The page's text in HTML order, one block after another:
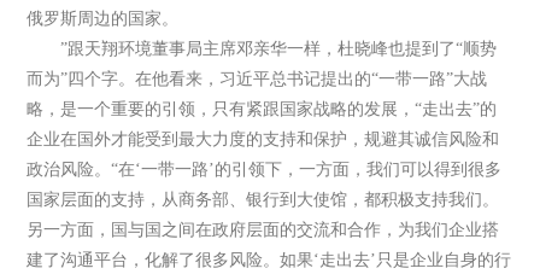
俄罗斯周边的国家。
”跟天翔环境董事局主席邓亲华一样，杜晓峰也提到了“顺势
而为”四个字。在他看来，习近平总书记提出的“一带一路”大战
略，是一个重要的引领，只有紧跟国家战略的发展，“走出去”的
企业在国外才能受到最大力度的支持和保护，规避其诚信风险和
政治风险。“在‘一带一路’的引领下，一方面，我们可以得到很多
国家层面的支持，从商务部、银行到大使馆，都积极支持我们。
另一方面，国与国之间在政府层面的交流和合作，为我们企业搭
建了沟通平台，化解了很多风险。如果‘走出去’只是企业自身的行